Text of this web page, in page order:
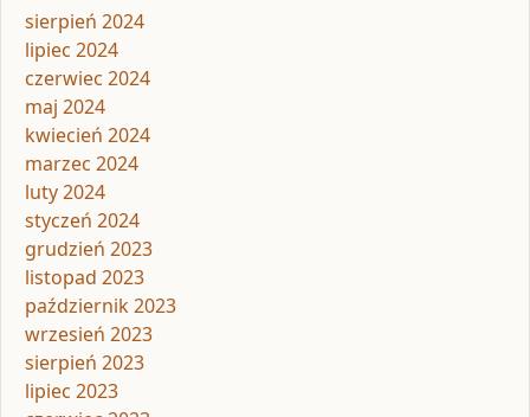
sierpień 2024
lipiec 2024
czerwiec 2024
maj 2024
kwiecień 2024
marzec 2024
luty 2024
styczeń 2024
grudzień 2023
listopad 2023
październik 2023
wrzesień 2023
sierpień 2023
lipiec 2023